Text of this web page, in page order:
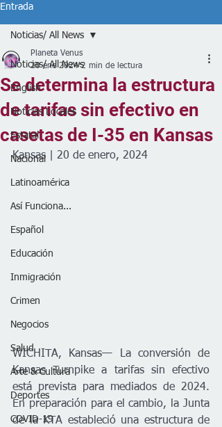
Entrada
Noticias/ All News
English
Noticias Locales
Estatal
Nacional
Latinoamérica
Así Funciona...
Español
Educación
Inmigración
Crimen
Negocios
Salud
Arte & Cultura
Deportes
COVID-19
Noticias/ All News
Se determina la estructura
de tarifas sin efectivo en
casetas de I-35 en Kansas
Planeta Venus
20 ene 2024 2 min de lectura
Kansas | 20 de enero, 2024
WICHITA, Kansas— La conversión de
Kansas Turnpike a tarifas sin efectivo
está prevista para mediados de 2024.
En preparación para el cambio, la Junta
de la KTA estableció una estructura de